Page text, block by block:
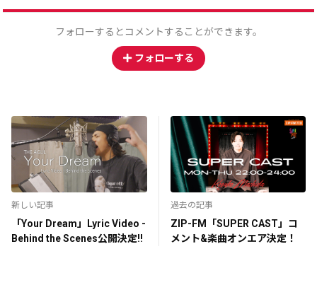
フォローするとコメントすることができます。
フォローする
新しい記事
「Your Dream」Lyric Video -
Behind the Scenes公開決定!!
過去の記事
ZIP-FM「SUPER CAST」コ
メント&楽曲オンエア決定！